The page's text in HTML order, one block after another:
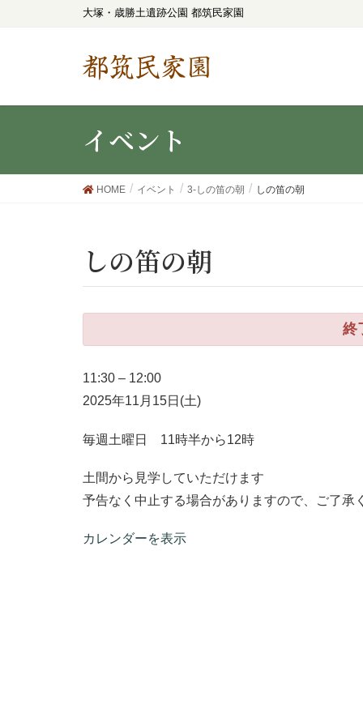
大塚・歳勝土遺跡公園 都筑民家園
都筑民家園
イベント
HOME イベント 3-しの笛の朝 しの笛の朝
しの笛の朝
11:30 – 12:00
2025年11月15日(土)
毎週土曜日 11時半から12時
土間から見学していただけます
予告なく中止する場合がありますので、ご了承
カレンダーを表示